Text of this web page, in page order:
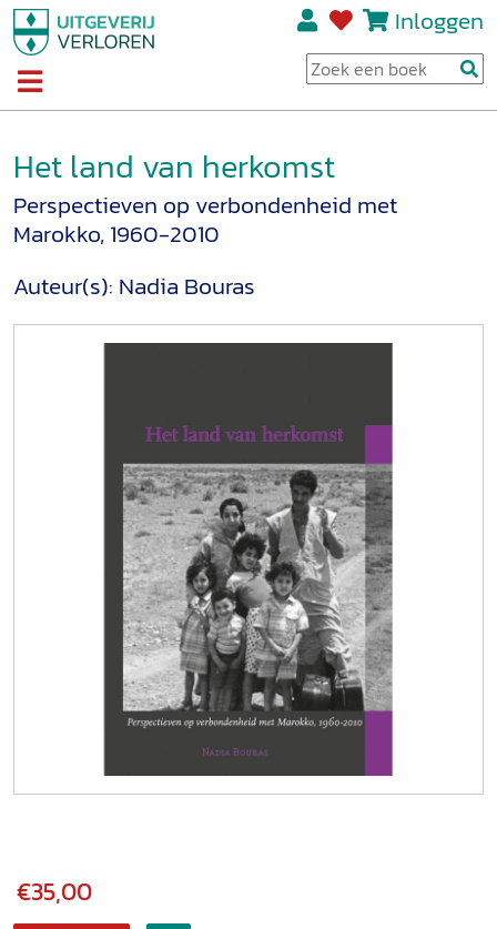
Inloggen
Het land van herkomst
Perspectieven op verbondenheid met
Marokko, 1960-2010
Auteur(s): Nadia Bouras
€35,00